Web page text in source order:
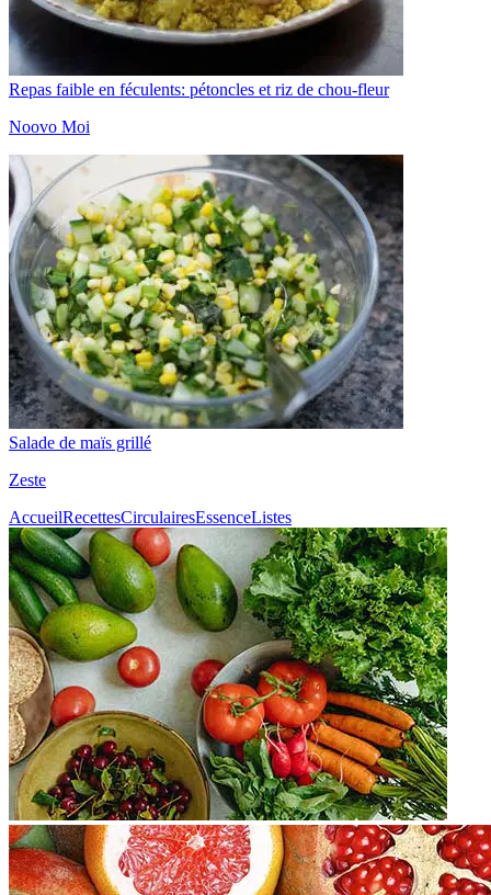
Repas faible en féculents: pétoncles et riz de chou-fleur
Noovo Moi
Salade de maïs grillé
Zeste
AccueilRecettesCirculairesEssenceListes